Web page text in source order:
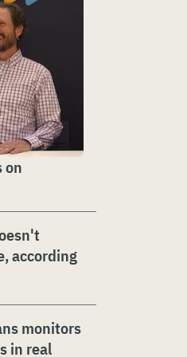
on
according
monitors
in real